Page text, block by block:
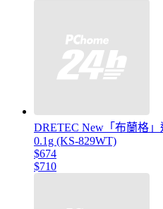
DRETEC New「布蘭格
0.1g (KS-829WT)
$674
$710